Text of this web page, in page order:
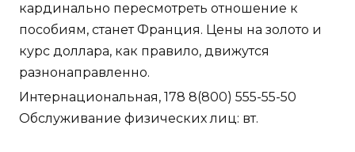
кардинально пересмотреть отношение к
пособиям, станет Франция. Цены на золото и
курс доллара, как правило, движутся
разнонаправленно.
Интернациональная, 178 8(800) 555-55-50
Обслуживание физических лиц: вт.